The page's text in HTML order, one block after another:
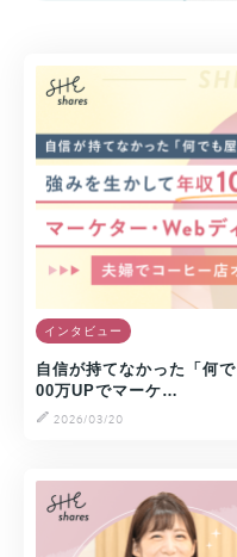
インタビュー
自信が持てなかった「何
00万UPでマーケ…
2026/03/20